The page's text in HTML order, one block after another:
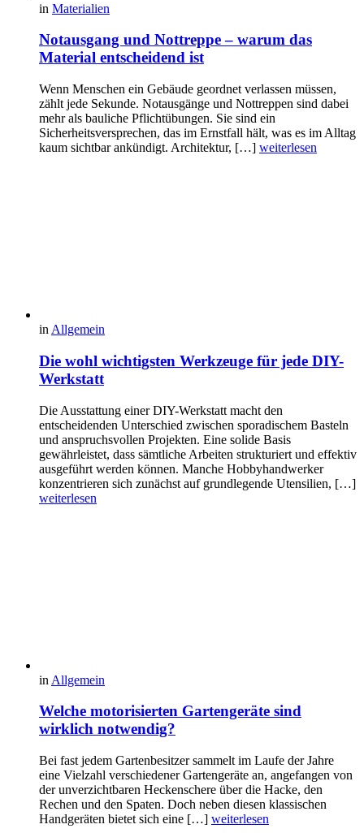
in Materialien
Notausgang und Nottreppe – warum das
Material entscheidend ist
Wenn Menschen ein Gebäude geordnet verlassen müssen,
zählt jede Sekunde. Notausgänge und Nottreppen sind dabei
mehr als bauliche Pflichtübungen. Sie sind ein
Sicherheitsversprechen, das im Ernstfall hält, was es im Alltag
kaum sichtbar ankündigt. Architektur, […] weiterlesen
in Allgemein
Die wohl wichtigsten Werkzeuge für jede DIY-
Werkstatt
Die Ausstattung einer DIY-Werkstatt macht den
entscheidenden Unterschied zwischen sporadischem Basteln
und anspruchsvollen Projekten. Eine solide Basis
gewährleistet, dass sämtliche Arbeiten strukturiert und effektiv
ausgeführt werden können. Manche Hobbyhandwerker
konzentrieren sich zunächst auf grundlegende Utensilien, […]
weiterlesen
in Allgemein
Welche motorisierten Gartengeräte sind
wirklich notwendig?
Bei fast jedem Gartenbesitzer sammelt im Laufe der Jahre
eine Vielzahl verschiedener Gartengeräte an, angefangen von
der unverzichtbaren Heckenschere über die Hacke, den
Rechen und den Spaten. Doch neben diesen klassischen
Handgeräten bietet sich eine […] weiterlesen